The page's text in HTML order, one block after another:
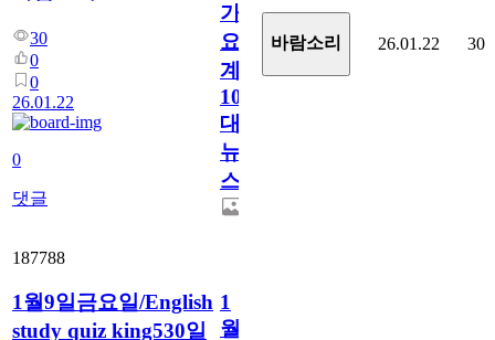
30
0
0
26.01.22
0
댓글
가
요
계
10
대
뉴
스
바람소리 26.01.22 30
187788
1월9일금요일/English
study quiz king530일
1
월